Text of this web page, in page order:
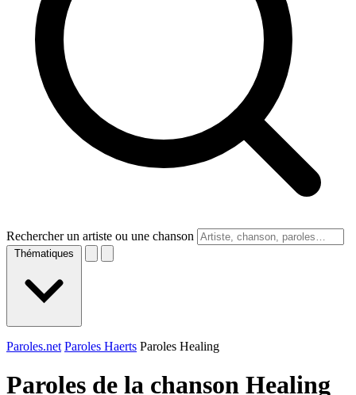
Rechercher un artiste ou une chanson
Thématiques
Paroles.net Paroles Haerts Paroles Healing
Paroles de la chanson Healing